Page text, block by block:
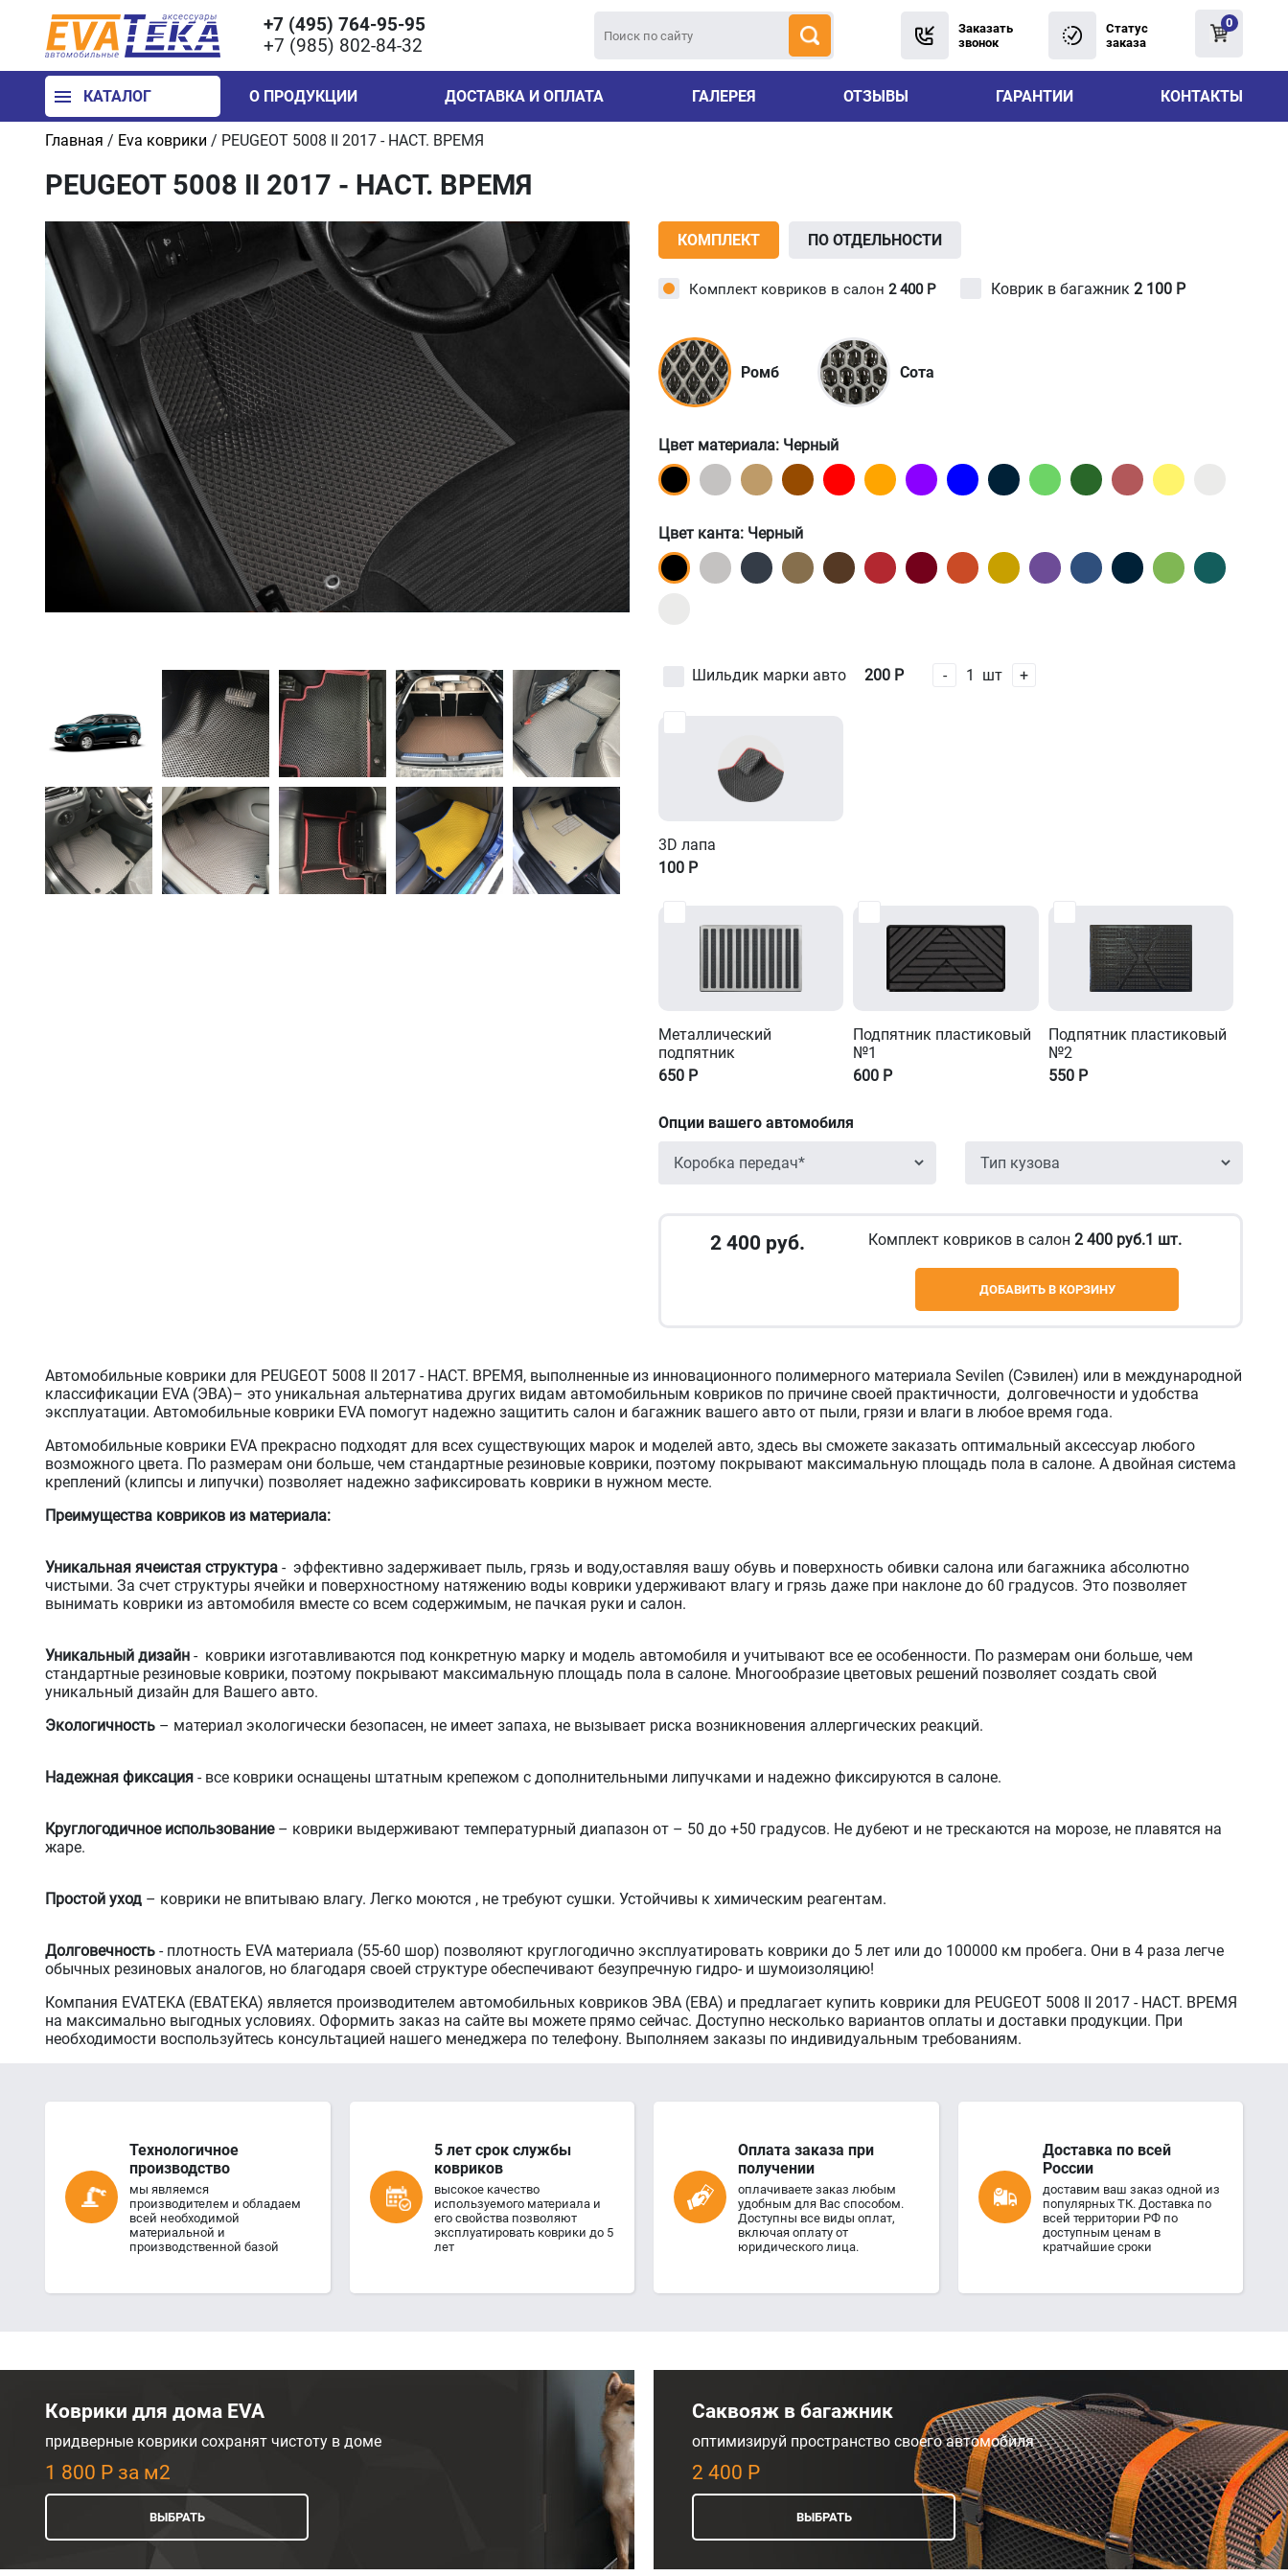
+7 (495) 764-95-95
+7 (985) 802-84-32
Заказать
звонок
Статус
заказа
0
КАТАЛОГ О ПРОДУКЦИИ ДОСТАВКА И ОПЛАТА ГАЛЕРЕЯ ОТЗЫВЫ ГАРАНТИИ КОНТАКТЫ
Главная / Eva коврики / PEUGEOT 5008 II 2017 - НАСТ. ВРЕМЯ
PEUGEOT 5008 II 2017 - НАСТ. ВРЕМЯ
КОМПЛЕКТ ПО ОТДЕЛЬНОСТИ
Комплект ковриков в салон 2 400 Р Коврик в багажник 2 100 Р
Ромб Сота
Цвет материала: Черный
Цвет канта: Черный
Шильдик марки авто 200 Р - 1 шт +
3D лапа
100 Р
Металлический
подпятник
650 Р
Подпятник пластиковый
№1
600 Р
Подпятник пластиковый
№2
550 Р
Опции вашего автомобиля
2 400 руб. Комплект ковриков в салон2 400 руб.1 шт.
ДОБАВИТЬ В КОРЗИНУ
Автомобильные коврики для PEUGEOT 5008 II 2017 - НАСТ. ВРЕМЯ, выполненные из инновационного полимерного материала Sevilen (Сэвилен) или в международной
классификации EVA (ЭВА)– это уникальная альтернатива других видам автомобильным ковриков по причине своей практичности, долговечности и удобства
эксплуатации. Автомобильные коврики EVA помогут надежно защитить салон и багажник вашего авто от пыли, грязи и влаги в любое время года.
Автомобильные коврики EVA прекрасно подходят для всех существующих марок и моделей авто, здесь вы сможете заказать оптимальный аксессуар любого
возможного цвета. По размерам они больше, чем стандартные резиновые коврики, поэтому покрывают максимальную площадь пола в салоне. А двойная система
креплений (клипсы и липучки) позволяет надежно зафиксировать коврики в нужном месте.
Преимущества ковриков из материала:
Уникальная ячеистая структура - эффективно задерживает пыль, грязь и воду,оставляя вашу обувь и поверхность обивки салона или багажника абсолютно
чистыми. За счет структуры ячейки и поверхностному натяжению воды коврики удерживают влагу и грязь даже при наклоне до 60 градусов. Это позволяет
вынимать коврики из автомобиля вместе со всем содержимым, не пачкая руки и салон.
Уникальный дизайн - коврики изготавливаются под конкретную марку и модель автомобиля и учитывают все ее особенности. По размерам они больше, чем
стандартные резиновые коврики, поэтому покрывают максимальную площадь пола в салоне. Многообразие цветовых решений позволяет создать свой
уникальный дизайн для Вашего авто.
Экологичность – материал экологически безопасен, не имеет запаха, не вызывает риска возникновения аллергических реакций.
Надежная фиксация - все коврики оснащены штатным крепежом с дополнительными липучками и надежно фиксируются в салоне.
Круглогодичное использование– коврики выдерживают температурный диапазон от – 50 до +50 градусов. Не дубеют и не трескаются на морозе, не плавятся на
жаре.
Простой уход – коврики не впитываю влагу. Легко моются , не требуют сушки. Устойчивы к химическим реагентам.
Долговечность - плотность EVA материала (55-60 шор) позволяют круглогодично эксплуатировать коврики до 5 лет или до 100000 км пробега. Они в 4 раза легче
обычных резиновых аналогов, но благодаря своей структуре обеспечивают безупречную гидро- и шумоизоляцию!
Компания EVATEKA (ЕВАТЕКА) является производителем автомобильных ковриков ЭВА (ЕВА) и предлагает купить коврики для PEUGEOT 5008 II 2017 - НАСТ. ВРЕМЯ
на максимально выгодных условиях. Оформить заказ на сайте вы можете прямо сейчас. Доступно несколько вариантов оплаты и доставки продукции. При
необходимости воспользуйтесь консультацией нашего менеджера по телефону. Выполняем заказы по индивидуальным требованиям.
Технологичное
производство
мы являемся
производителем и обладаем
всей необходимой
материальной и
производственной базой
5 лет срок службы
ковриков
высокое качество
используемого материала и
его свойства позволяют
эксплуатировать коврики до 5
лет
Оплата заказа при
получении
оплачиваете заказ любым
удобным для Вас способом.
Доступны все виды оплат,
включая оплату от
юридического лица.
Доставка по всей
России
доставим ваш заказ одной из
популярных ТК. Доставка по
всей территории РФ по
доступным ценам в
кратчайшие сроки
Коврики для дома EVA
придверные коврики сохранят чистоту в доме
1 800 Р за м2
ВЫБРАТЬ
Саквояж в багажник
оптимизируй пространство своего автомобиля
2 400 Р
ВЫБРАТЬ